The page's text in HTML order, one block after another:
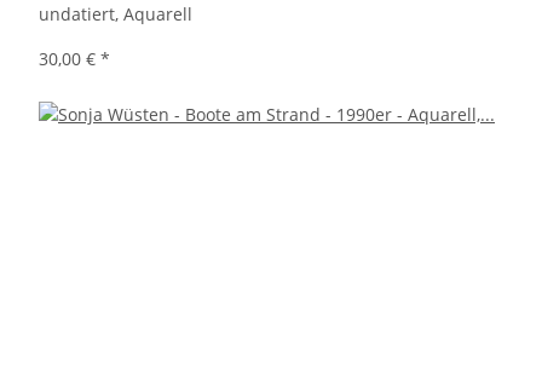
undatiert, Aquarell
30,00 € *